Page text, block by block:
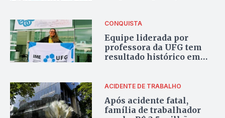
CONQUISTA
Equipe liderada por
professora da UFG tem
resultado histórico em
ACIDENTE DE TRABALHO
Após acidente fatal,
família de trabalhador